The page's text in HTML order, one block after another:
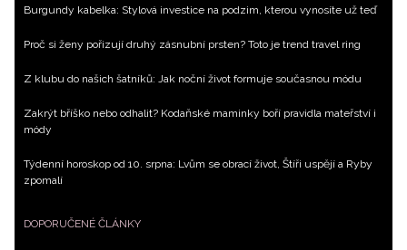
Burgundy kabelka: Stylová investice na podzim, kterou vynosíte už teď
Proč si ženy pořizují druhý zásnubní prsten? Toto je trend travel ring
Z klubu do našich šatníků: Jak noční život formuje současnou módu
Zakrýt bříško nebo odhalit? Kodaňské maminky boří pravidla mateřství i
módy
Týdenní horoskop od 10. srpna: Lvům se obrací život, Štíři uspějí a Ryby
zpomalí
DOPORUČENÉ ČLÁNKY